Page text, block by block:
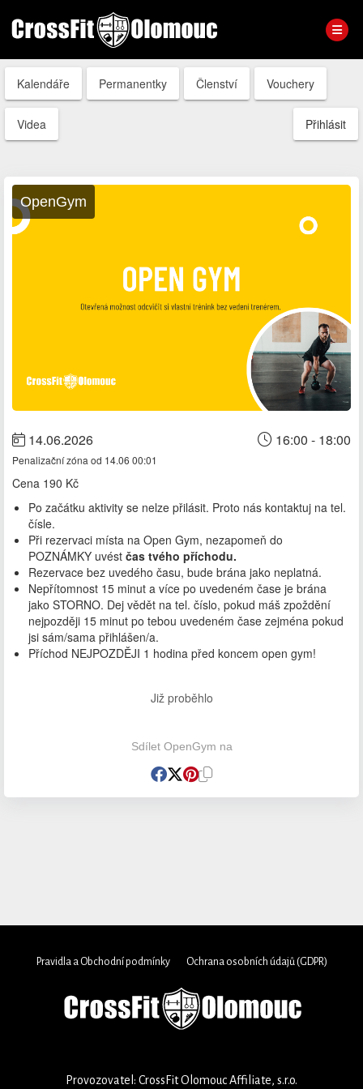
Kalendáře Permanentky Členství Vouchery
Videa Přihlásit
OpenGym
14.06.2026 16:00 - 18:00
Penalizační zóna od 14.06 00:01
Cena 190 Kč
Po začátku aktivity se nelze přilásit. Proto nás kontaktuj na tel.
čísle.
Při rezervaci místa na Open Gym, nezapomeň do
POZNÁMKY uvést čas tvého příchodu.
Rezervace bez uvedého času, bude brána jako neplatná.
Nepřítomnost 15 minut a více po uvedeném čase je brána
jako STORNO. Dej vědět na tel. číslo, pokud máš zpoždění
nejpozději 15 minut po tebou uvedeném čase zejména pokud
jsi sám/sama přihlášen/a.
Příchod NEJPOZDĚJI 1 hodina před koncem open gym!
Již proběhlo
Sdílet OpenGym na
Pravidla a Obchodní podmínky Ochrana osobních údajů (GDPR)
Provozovatel: CrossFit Olomouc Affiliate, s.r.o.